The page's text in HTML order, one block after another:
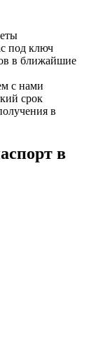
под ключ
в ближайшие
с нами
срок
в
в